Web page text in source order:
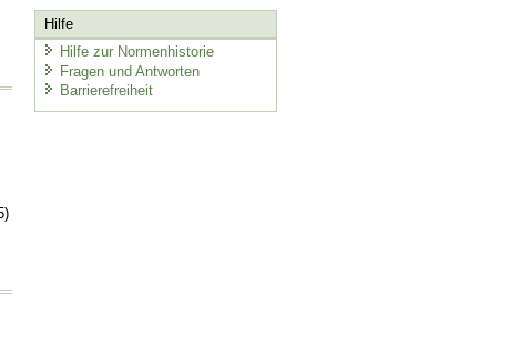
Hilfe
Hilfe zur Normenhistorie
Fragen und Antworten
Barrierefreiheit